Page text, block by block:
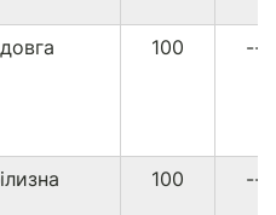
100 --
100 --